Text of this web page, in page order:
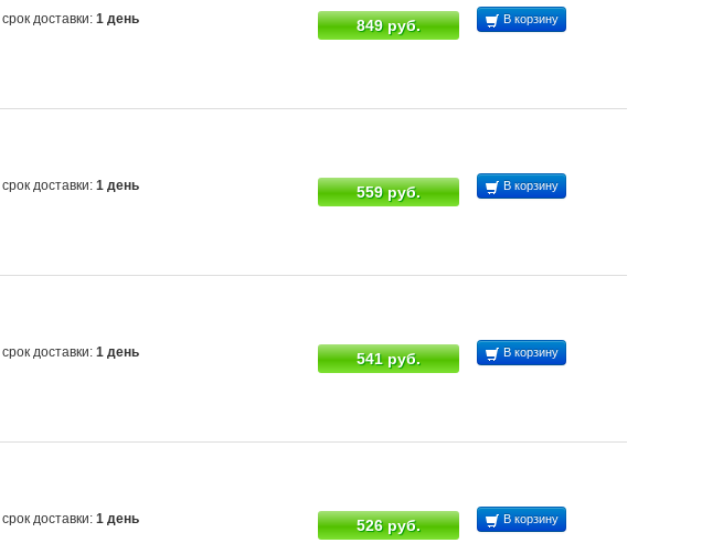
срок доставки: 1 день 849 руб. В корзину
срок доставки: 1 день 559 руб. В корзину
срок доставки: 1 день 541 руб. В корзину
срок доставки: 1 день 526 руб. В корзину